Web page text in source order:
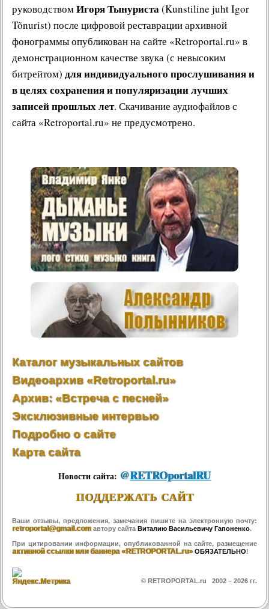
руководствомИгоря Тынуриста(Kunstiline juht Igor
Tõnurist) после цифровой реставрации архивной
фонограммы опубликован на сайте «Retroportal.ru» в
демонстрационном качестве звука (с невысоким
битрейтом) для индивидуального прослушивания и
в целях сохранения и популяризации лучших
записей прошлых лет. Скачивание аудиофайлов с
сайта «Retroportal.ru» не предусмотрено.
Каталог музыкальных сайтов
Видеоархив «Retroportal.ru»
Архив: «Встреча с песней»
Эксклюзивные интервью
Подробно о сайте
Карта сайта
Новости сайта: @RETROportalRU
ПОДДЕРЖАТЬ САЙТ
Ваши отзывы, предложения, замечания пишите на электронную почту:
retroportal@gmail.com автору сайта Виталию Васильевичу Гапоненко.
При цитировании информации, опубликованной на сайте, размещение
активной ссылки или баннера «RETROPORTAL.ru» ОБЯЗАТЕЛЬНО!
© RETROPORTAL.ru 2002 – 2026 гг.